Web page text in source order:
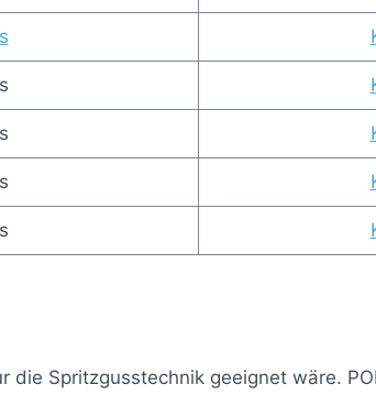
Spritzgusstechnik geeignet wäre.